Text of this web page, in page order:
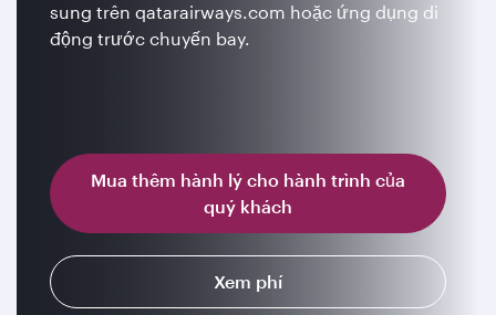
sung trên qatarairways.com hoặc ứng dụng di
động trước chuyến bay.
Mua thêm hành lý cho hành trình của
quý khách
Xem phí